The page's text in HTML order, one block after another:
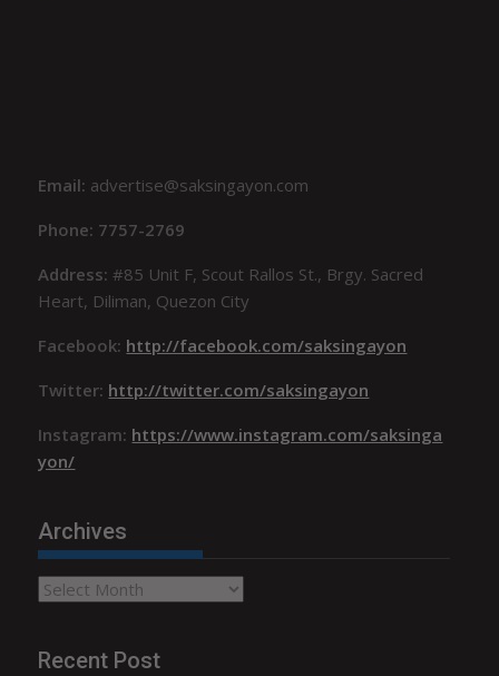
Email: advertise@saksingayon.com
Phone: 7757-2769
Address:#85 Unit F, Scout Rallos St., Brgy. Sacred
Heart, Diliman, Quezon City
Facebook: http://facebook.com/saksingayon
Twitter: http://twitter.com/saksingayon
Instagram: https://www.instagram.com/saksinga
yon/
Archives
Archives
Recent Post